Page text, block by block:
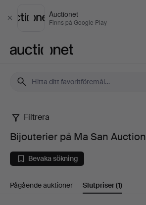
Stäng
Auctionet
Finns på Google Play
Bijouterier
på
Ma
San
Filtrera
Bijouterier på Ma San Auction
Bevaka sökning
Pågående auktioner Slutpriser(1)